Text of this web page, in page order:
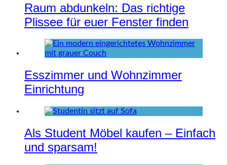
Raum abdunkeln: Das richtige
Plissee für euer Fenster finden
Esszimmer und Wohnzimmer
Einrichtung
Als Student Möbel kaufen – Einfach
und sparsam!